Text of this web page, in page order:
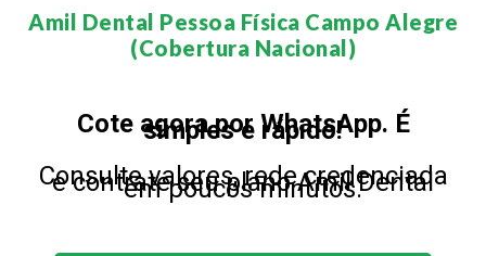
Amil Dental Pessoa Física Campo Alegre
(Cobertura Nacional)​
Cote agora por WhatsApp. É
simples e rápido!
Consulte valores, rede credenciada
e contrate seu plano Amil Dental
em poucos minutos.